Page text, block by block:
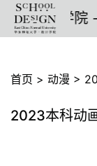
设计学院 -
首页 > 动漫 >
2023本科动